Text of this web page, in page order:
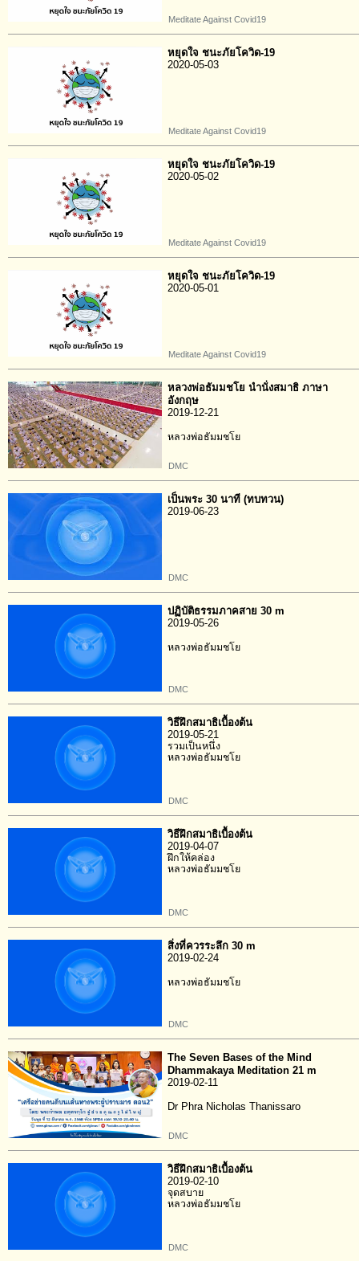
Meditate Against Covid19
หยุดใจ ชนะภัยโควิด-19
2020-05-03
Meditate Against Covid19
หยุดใจ ชนะภัยโควิด-19
2020-05-02
Meditate Against Covid19
หยุดใจ ชนะภัยโควิด-19
2020-05-01
Meditate Against Covid19
หลวงพ่อธัมมชโย นำนั่งสมาธิ ภาษา
อังกฤษ
2019-12-21
หลวงพ่อธัมมชโย
DMC
เป็นพระ 30 นาที (ทบทวน)
2019-06-23
DMC
ปฏิบัติธรรมภาคสาย 30 m
2019-05-26
หลวงพ่อธัมมชโย
DMC
วิธีฝึกสมาธิเบื้องต้น
2019-05-21
รวมเป็นหนึ่ง
หลวงพ่อธัมมชโย
DMC
วิธีฝึกสมาธิเบื้องต้น
2019-04-07
ฝึกให้คล่อง
หลวงพ่อธัมมชโย
DMC
สิ่งที่ควรระลึก 30 m
2019-02-24
หลวงพ่อธัมมชโย
DMC
The Seven Bases of the Mind
Dhammakaya Meditation 21 m
2019-02-11
Dr Phra Nicholas Thanissaro
DMC
วิธีฝึกสมาธิเบื้องต้น
2019-02-10
จุดสบาย
หลวงพ่อธัมมชโย
DMC